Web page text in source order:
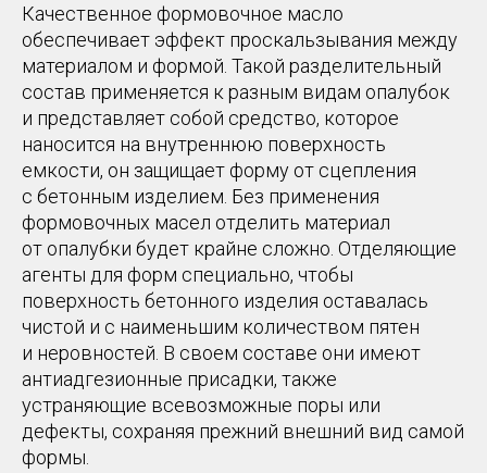
Качественное формовочное масло
обеспечивает эффект проскальзывания между
материалом и формой. Такой разделительный
состав применяется к разным видам опалубок
и представляет собой средство, которое
наносится на внутреннюю поверхность
емкости, он защищает форму от сцепления
с бетонным изделием. Без применения
формовочных масел отделить материал
от опалубки будет крайне сложно. Отделяющие
агенты для форм специально, чтобы
поверхность бетонного изделия оставалась
чистой и с наименьшим количеством пятен
и неровностей. В своем составе они имеют
антиадгезионные присадки, также
устраняющие всевозможные поры или
дефекты, сохраняя прежний внешний вид самой
формы.